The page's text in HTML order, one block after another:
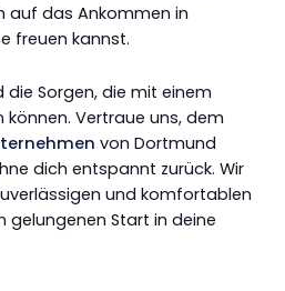
auf das Ankommen in
freuen kannst.
die Sorgen, die mit einem
können. Vertraue uns, dem
von Dortmund
dich entspannt zurück. Wir
und komfortablen
gelungenen Start in deine